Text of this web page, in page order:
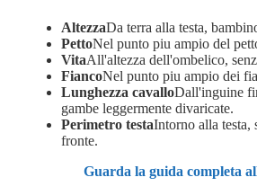
AltezzaDa terra alla testa,
PettoNel punto piu ampio del
VitaAll'altezza dell'ombelico,
FiancoNel punto piu ampio dei
Lunghezza cavalloDall'inguine
gambe leggermente divaricate.
Perimetro testaIntorno alla testa,
fronte.
Guarda la guida completa